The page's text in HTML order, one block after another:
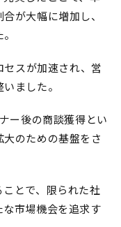
が大幅に増加し、
スが加速され、営
ました。
ー後の商談獲得とい
のための基盤をさ
とで、限られた社
市場機会を追求す